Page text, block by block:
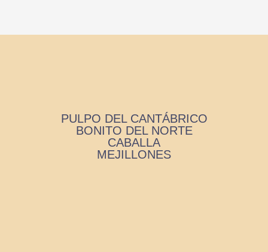
PULPO DEL CANTÁBRICO
BONITO DEL NORTE
CABALLA
MEJILLONES